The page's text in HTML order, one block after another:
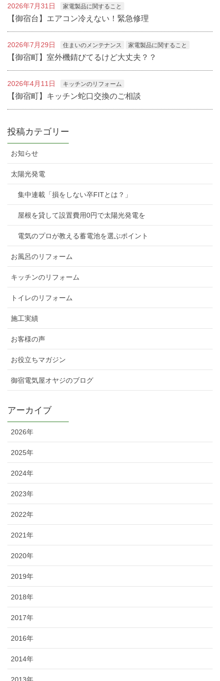
2026年7月31日 家電製品に関すること
【御宿台】エアコン冷えない！緊急修理
2026年7月29日 住まいのメンテナンス 家電製品に関すること
【御宿町】室外機錆びてるけど大丈夫？？
2026年4月11日 キッチンのリフォーム
【御宿町】キッチン蛇口交換のご相談
投稿カテゴリー
お知らせ
太陽光発電
集中連載「損をしない卒FITとは？」
屋根を貸して設置費用0円で太陽光発電を
電気のプロが教える蓄電池を選ぶポイント
お風呂のリフォーム
キッチンのリフォーム
トイレのリフォーム
施工実績
お客様の声
お役立ちマガジン
御宿電気屋オヤジのブログ
アーカイブ
2026年
2025年
2024年
2023年
2022年
2021年
2020年
2019年
2018年
2017年
2016年
2014年